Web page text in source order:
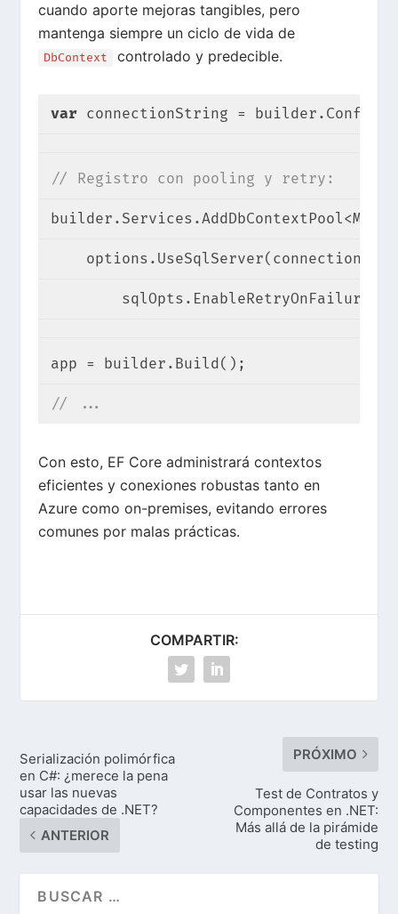
cuando aporte mejoras tangibles, pero
mantenga siempre un ciclo de vida de
DbContext controlado y predecible.
var connectionString =
// Registro con pooling y retry:
app = builder.Build();
// ...
Con esto, EF Core administrará contextos
eficientes y conexiones robustas tanto en
Azure como on-premises, evitando errores
comunes por malas prácticas.
COMPARTIR:
Serialización polimórfica
en C#: ¿merece la pena
usar las nuevas
capacidades de .NET?
ANTERIOR
PRÓXIMO
Test de Contratos y
Componentes en .NET:
Más allá de la pirámide
de testing